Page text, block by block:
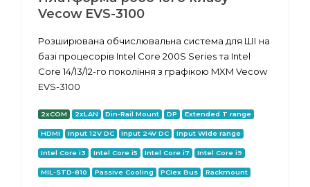
Vecow EVS-3100
Розширювана обчислювальна система для ШІ на
базі процесорів Intel Core 200S Series та Intel
Core 14/13/12-го покоління з графікою MXM Vecow
EVS-3100
2xCOM 2xLAN Din-Rail Mount DP Extended T range
HDMI Input 12V DC Input 24V DC Input Wide range
Intel Core i3 Intel Core i5 Intel Core i7 Intel Core i9
MIL-STD-810 Passive Cooling PCIex Bus Rackmount